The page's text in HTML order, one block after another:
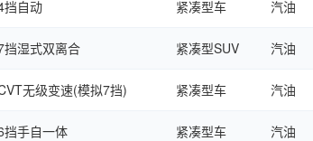
挡自动 紧凑型车 汽油
挡湿式双离合 紧凑型SUV 汽油
无级变速(模拟7挡) 紧凑型车 汽油
挡手自一体 紧凑型车 汽油